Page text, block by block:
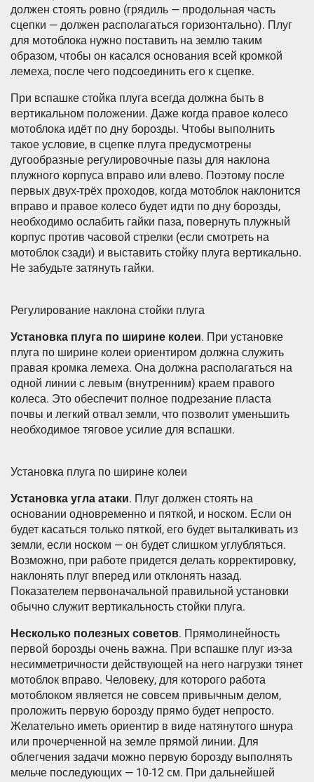
должен стоять ровно (грядиль — продольная часть
сцепки — должен располагаться горизонтально). Плуг
для мотоблока нужно поставить на землю таким
образом, чтобы он касался основания всей кромкой
лемеха, после чего подсоединить его к сцепке.
При вспашке стойка плуга всегда должна быть в
вертикальном положении. Даже когда правое колесо
мотоблока идёт по дну борозды. Чтобы выполнить
такое условие, в сцепке плуга предусмотрены
дугообразные регулировочные пазы для наклона
плужного корпуса вправо или влево. Поэтому после
первых двух-трёх проходов, когда мотоблок наклонится
вправо и правое колесо будет идти по дну борозды,
необходимо ослабить гайки паза, повернуть плужный
корпус против часовой стрелки (если смотреть на
мотоблок сзади) и выставить стойку плуга вертикально.
Не забудьте затянуть гайки.
Регулирование наклона стойки плуга
Установка плуга по ширине колеи. При установке
плуга по ширине колеи ориентиром должна служить
правая кромка лемеха. Она должна располагаться на
одной линии с левым (внутренним) краем правого
колеса. Это обеспечит полное подрезание пласта
почвы и легкий отвал земли, что позволит уменьшить
необходимое тяговое усилие для вспашки.
Установка плуга по ширине колеи
Установка угла атаки. Плуг должен стоять на
основании одновременно и пяткой, и носком. Если он
будет касаться только пяткой, его будет выталкивать из
земли, если носком — он будет слишком углубляться.
Возможно, при работе придется делать корректировку,
наклонять плуг вперед или отклонять назад.
Показателем первоначальной правильной установки
обычно служит вертикальность стойки плуга.
Несколько полезных советов. Прямолинейность
первой борозды очень важна. При вспашке плуг из-за
несимметричности действующей на него нагрузки тянет
мотоблок вправо. Человеку, для которого работа
мотоблоком является не совсем привычным делом,
проложить первую борозду прямо будет непросто.
Желательно иметь ориентир в виде натянутого шнура
или прочерченной на земле прямой линии. Для
облегчения задачи можно первую борозду выполнять
мельче последующих — 10-12 см. При дальнейшей